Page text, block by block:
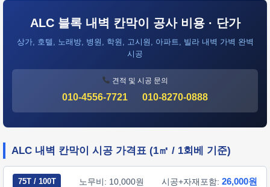
ALC 블록 내벽 칸막이 공사 비용 · 단가
상가, 호텔, 노래방, 병원, 학원, 고시원, 아파트, 빌라 내벽 가벽 완벽
시공
견적 및 시공 문의
010-4556-7721 010-8270-0888
ALC 내벽 칸막이 시공 가격표 (1㎡ / 1회베 기준)
75T / 100T 노무비: 10,000원 시공+자재포함: 26,000원